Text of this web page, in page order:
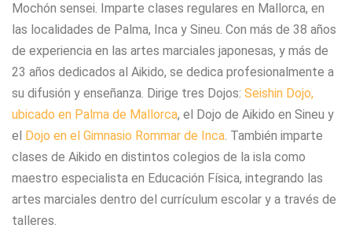
Mochón sensei. Imparte clases regulares en Mallorca, en
las localidades de Palma, Inca y Sineu. Con más de 38 años
de experiencia en las artes marciales japonesas, y más de
23 años dedicados al Aikido, se dedica profesionalmente a
su difusión y enseñanza. Dirige tres Dojos: Seishin Dojo,
ubicado en Palma de Mallorca, el Dojo de Aikido en Sineu y
el Dojo en el Gimnasio Rommar de Inca. También imparte
clases de Aikido en distintos colegios de la isla como
maestro especialista en Educación Física, integrando las
artes marciales dentro del currículum escolar y a través de
talleres.